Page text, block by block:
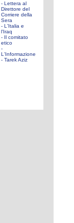
- Lettera al
Direttore del
Corriere della
Sera
- L'Italia e
l'Iraq
- Il comitato
etico
-
L'Informazione
- Tarek Aziz